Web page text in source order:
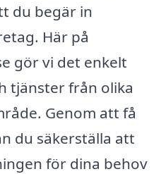
du begär in
Här på
gör vi det enkelt
tjänster från olika
Genom att få
du säkerställa att
för dina behov